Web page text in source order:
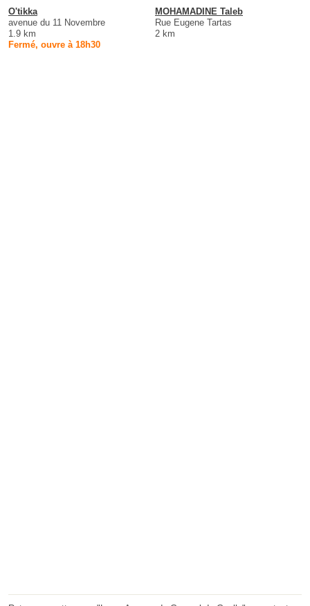
O'tikka
avenue du 11 Novembre
1.9 km
Fermé, ouvre à 18h30
MOHAMADINE Taleb
Rue Eugene Tartas
2 km